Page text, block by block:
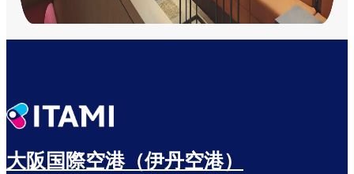
大阪国際空港（伊丹空港）